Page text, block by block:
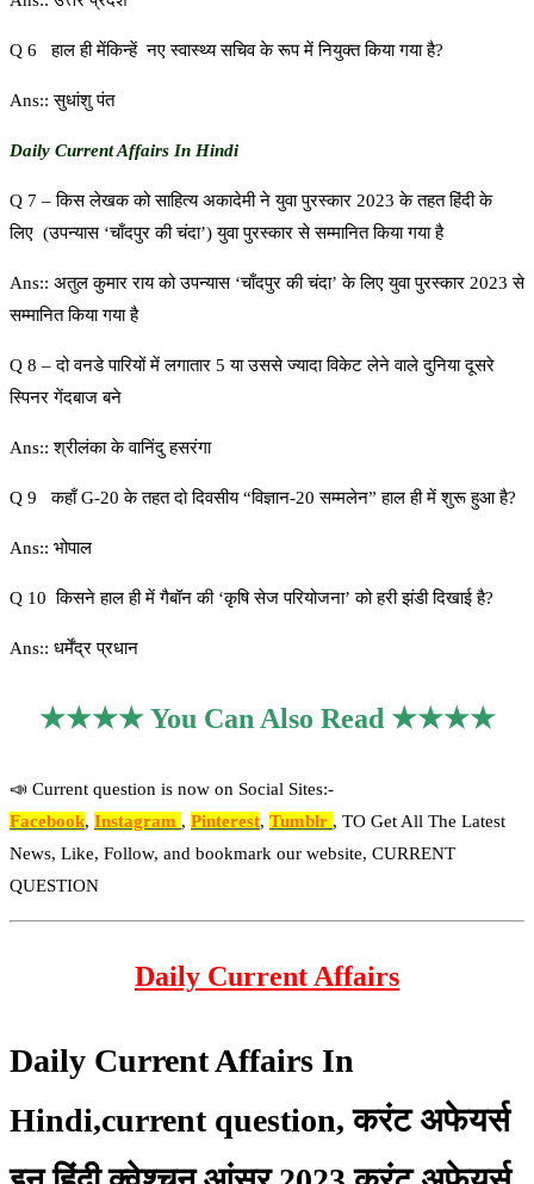
Q 6 हाल ही मेंकिन्हें नए स्वास्थ्य सचिव के रूप में नियुक्त किया गया है?
Ans:: सुधांशु पंत
Daily Current Affairs In Hindi
Q 7 – किस लेखक को साहित्य अकादेमी ने युवा पुरस्कार 2023 के तहत हिंदी के
लिए (उपन्यास ‘चाँदपुर की चंदा’) युवा पुरस्कार से सम्मानित किया गया है
Ans:: अतुल कुमार राय को उपन्यास ‘चाँदपुर की चंदा’ के लिए युवा पुरस्कार 2023 से
सम्मानित किया गया है
Q 8 – दो वनडे पारियों में लगातार 5 या उससे ज्यादा विकेट लेने वाले दुनिया दूसरे
स्पिनर गेंदबाज बने
Ans:: श्रीलंका के वानिंदु हसरंगा
Q 9 कहाँ G-20 के तहत दो दिवसीय “विज्ञान-20 सम्मलेन” हाल ही में शुरू हुआ है?
Ans:: भोपाल
Q 10 किसने हाल ही में गैबॉन की ‘कृषि सेज परियोजना’ को हरी झंडी दिखाई है?
Ans:: धर्मेंद्र प्रधान
★★★★ You Can Also Read ★★★★
📣 Current question is now on Social Sites:-
Facebook, Instagram , Pinterest, Tumblr , TO Get All The Latest
News, Like, Follow, and bookmark our website, CURRENT
QUESTION
Daily Current Affairs
Daily Current Affairs In
Hindi,current question, करंट अफेयर्स